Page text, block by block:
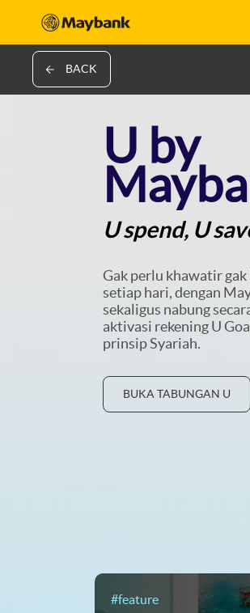
BACK
U by
U spend, U
Gak perlu khawatir gak
setiap hari, dengan
sekaligus nabung
aktivasi rekening U
prinsip Syariah.
BUKA TABUNGAN U
#feature